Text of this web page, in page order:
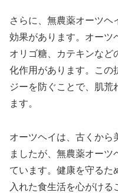
さらに、無農薬オーツヘ
効果があります。オーツ
オリゴ糖、カテキンなど
化作用があります。この
ジーを防ぐことで、肌荒
ます。
オーツヘイは、古くから
ましたが、無農薬オー
ています。健康を守るた
入れた食生活を心がける